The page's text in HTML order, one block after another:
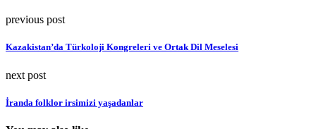
previous post
Kazakistan’da Türkoloji Kongreleri ve Ortak Dil Meselesi
next post
İranda folklor irsimizi yaşadanlar